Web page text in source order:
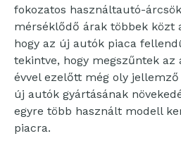
fokozatos használtautó-
mérséklődő árak többek közt
hogy az új autók piaca
tekintve, hogy megszűntek az
évvel ezelőtt még oly
új autók gyártásának
egyre több használt modell
piacra.